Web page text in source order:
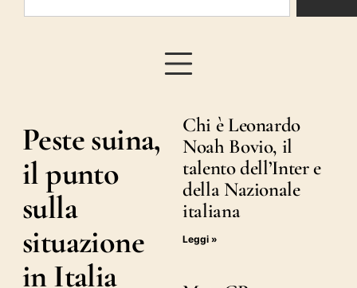
Peste suina,
il punto
sulla
situazione
in Italia
Chi è Leonardo
Noah Bovio, il
talento dell’Inter e
della Nazionale
italiana
Leggi »